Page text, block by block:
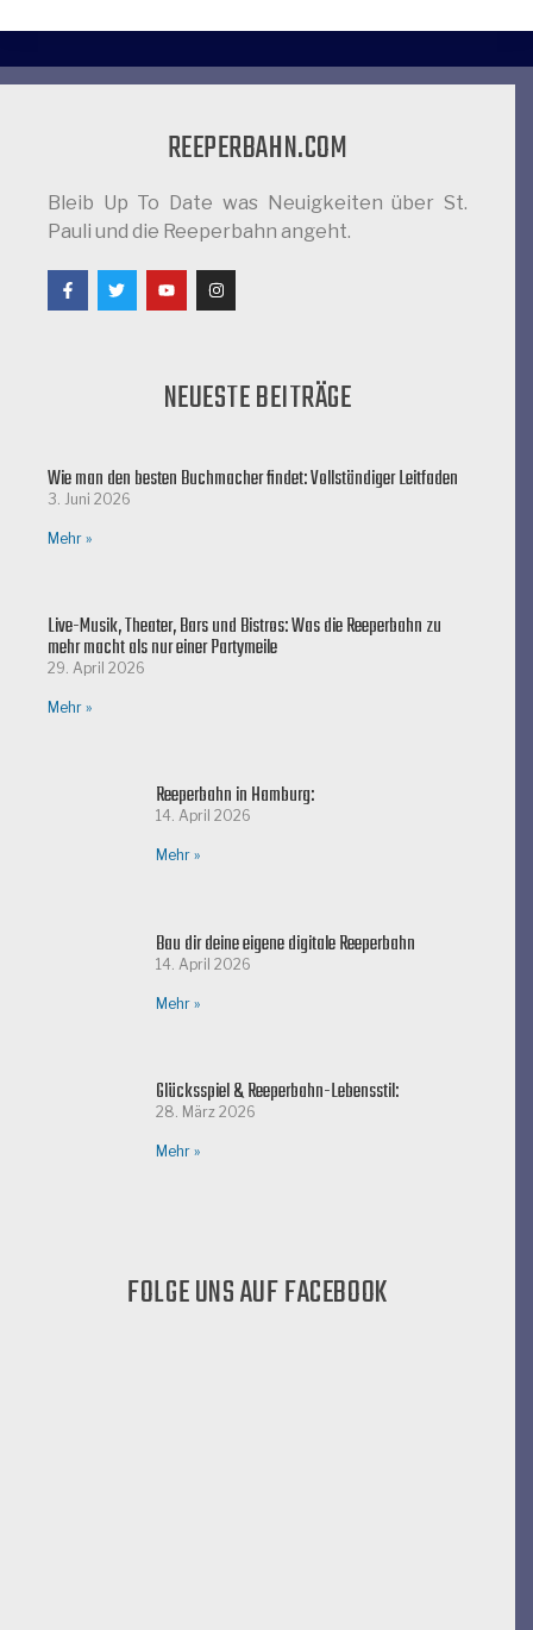
REEPERBAHN.COM
Bleib Up To Date was Neuigkeiten über St.
Pauli und die Reeperbahn angeht.
NEUESTE BEITRÄGE
Wie man den besten Buchmacher findet: Vollständiger Leitfaden
3. Juni 2026
Mehr »
Live-Musik, Theater, Bars und Bistros: Was die Reeperbahn zu
mehr macht als nur einer Partymeile
29. April 2026
Mehr »
Reeperbahn in Hamburg:
14. April 2026
Mehr »
Bau dir deine eigene digitale Reeperbahn
14. April 2026
Mehr »
Glücksspiel & Reeperbahn-Lebensstil:
28. März 2026
Mehr »
FOLGE UNS AUF FACEBOOK